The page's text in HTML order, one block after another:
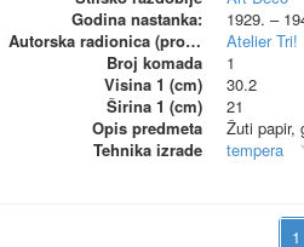
Godina nastanka:
1929. –
Autorska radionica (proizvođač)
Atelier Tri!
Broj komada
1
Visina 1 (cm)
30.2
Širina 1 (cm)
21
Opis predmeta
Žuti papir,
Tehnika izrade
tempera